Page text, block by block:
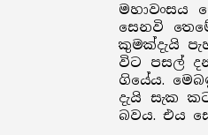
මහාවංසය
සෙනවි
කුමක්දැයි
විට පසල්
ගියේය.
දැයි සැක
බවය. එය